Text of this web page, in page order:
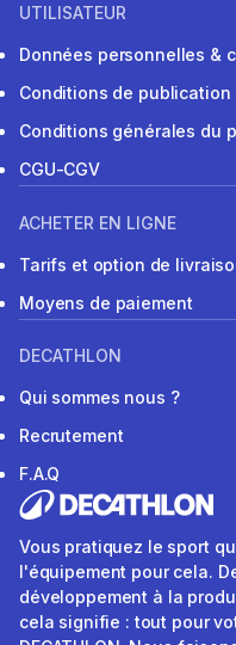
UTILISATEUR
Données personnelles &
Conditions de publication
Conditions générales du
CGU-CGV
ACHETER EN LIGNE
Tarifs et option de
Moyens de paiement
DECATHLON
Qui sommes nous ?
Recrutement
F.A.Q
Vous pratiquez le sport
l'équipement pour cela.
développement à la
cela signifie : tout pour